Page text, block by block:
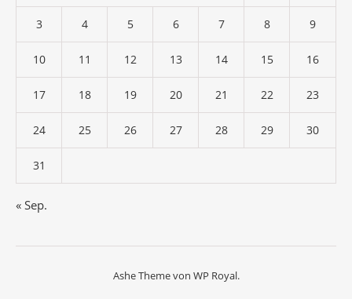
3 4 5 6 7 8 9
10 11 12 13 14 15 16
17 18 19 20 21 22 23
24 25 26 27 28 29 30
31
« Sep.
Ashe Theme von WP Royal.